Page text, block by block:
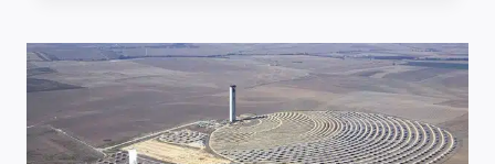
افزایش
بازدهی
تا
طول
عمر
تجهیزات